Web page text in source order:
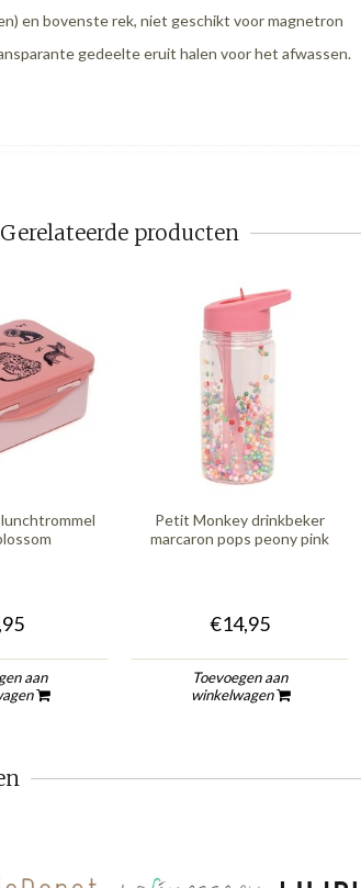
en bovenste rek, niet geschikt voor magnetron
gedeelte eruit halen voor het afwassen.
Gerelateerde producten
aan
Petit Monkey drinkbeker
marcaron pops peony pink
€14,95
Toevoegen aan
winkelwagen